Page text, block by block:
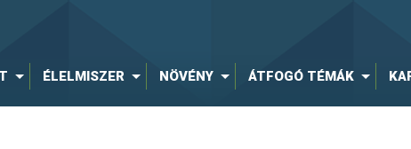
ÉLELMISZER NÖVÉNY ÁTFOGÓ TÉMÁK